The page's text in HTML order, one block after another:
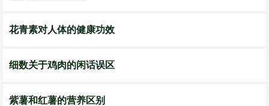
花青素对人体的健康功效
细数关于鸡肉的闲话误区
紫薯和红薯的营养区别